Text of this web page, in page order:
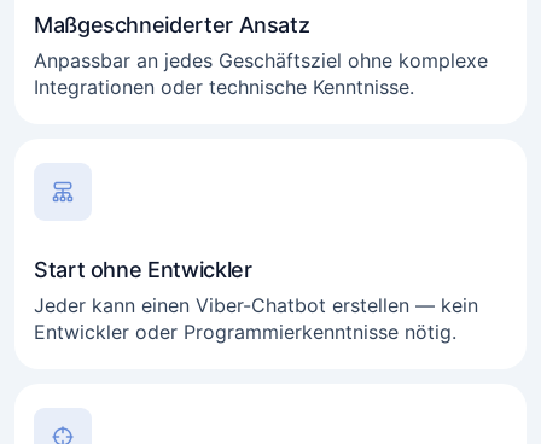
Maßgeschneiderter Ansatz
Anpassbar an jedes Geschäftsziel ohne komplexe
Integrationen oder technische Kenntnisse.
Start ohne Entwickler
Jeder kann einen Viber-Chatbot erstellen — kein
Entwickler oder Programmierkenntnisse nötig.